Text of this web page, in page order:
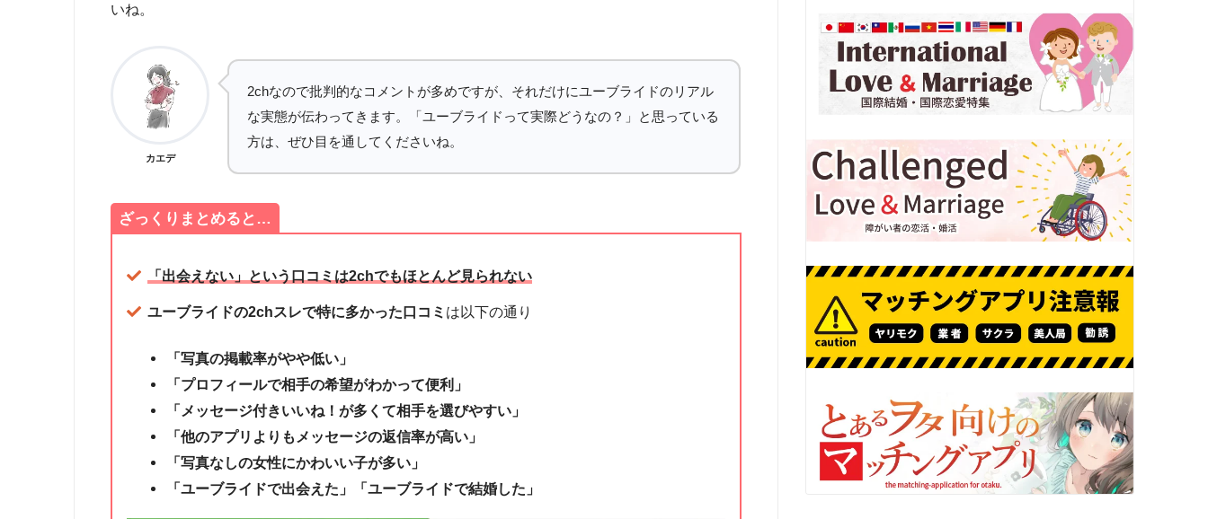
いね。
カエデ
2chなので批判的なコメントが多めですが、それだけにユーブライドのリアル
な実態が伝わってきます。「ユーブライドって実際どうなの？」と思っている
方は、ぜひ目を通してくださいね。
ざっくりまとめると…
「出会えない」という口コミは2chでもほとんど見られない
ユーブライドの2chスレで特に多かった口コミ は以下の通り
「写真の掲載率がやや低い」
「プロフィールで相手の希望がわかって便利」
「メッセージ付きいいね！が多くて相手を選びやすい」
「他のアプリよりもメッセージの返信率が高い」
「写真なしの女性にかわいい子が多い」
「ユーブライドで出会えた」「ユーブライドで結婚した」